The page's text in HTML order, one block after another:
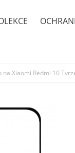
na Xiaomi Redmi 10